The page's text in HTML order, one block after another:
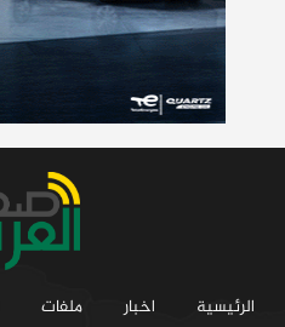
الرئيسية اخبار ملفات